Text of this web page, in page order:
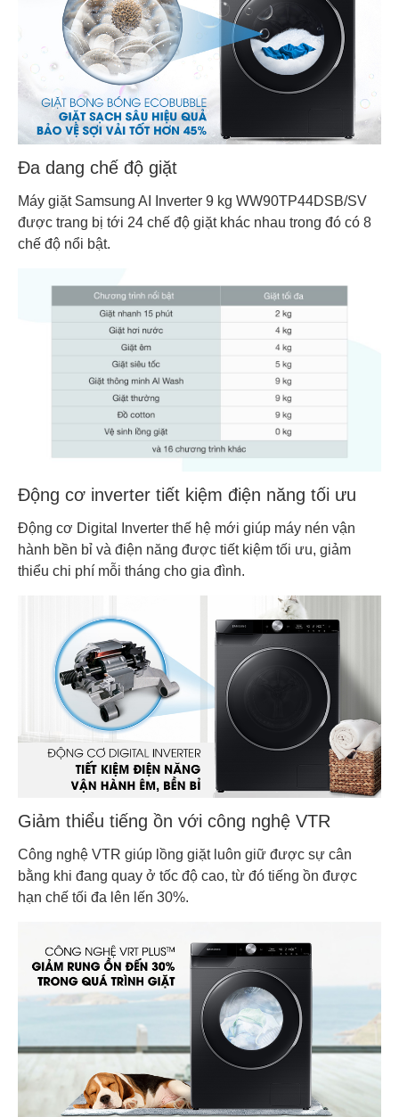
Đa dang chế độ giặt
Máy giặt Samsung AI Inverter 9 kg WW90TP44DSB/SV
được trang bị tới 24 chế độ giặt khác nhau trong đó có 8
chế độ nổi bật.
Động cơ inverter tiết kiệm điện năng tối ưu
Động cơ Digital Inverter thế hệ mới giúp máy nén vận
hành bền bỉ và điện năng được tiết kiệm tối ưu, giảm
thiểu chi phí mỗi tháng cho gia đình.
Giảm thiểu tiếng ồn với công nghệ VTR
Công nghệ VTR giúp lồng giặt luôn giữ được sự cân
bằng khi đang quay ở tốc độ cao, từ đó tiếng ồn được
hạn chế tối đa lên lến 30%.